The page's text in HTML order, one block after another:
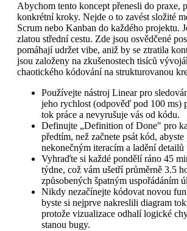
Abychom tento koncept přenesli do praxe,
konkrétní kroky. Nejde o to zavést složité
Scrum nebo Kanban do každého projektu.
zlatou střední cestu. Zde jsou osvědčené
pomáhají udržet vibe, aniž by se ztratila
jsou založeny na zkušenostech tisíců
chaotického kódování na strukturovanou
Používejte nástroj Linear pro
jeho rychlost (odpověď pod 100 ms)
tok práce a nevyrušuje vás od kódu.
Definujte „Definition of Done" pro
předtím, než začnete psát kód, abyste
nekonečným iteracím a ladění
Vyhraďte si každé pondělí ráno 45
týdne, což vám ušetří průměrně 3.5
způsobených špatným uspořádáním
Nikdy nezačínejte kódovat novou
byste si nejprve nakreslili diagram
protože vizualizace odhalí logické
stanou bugy.